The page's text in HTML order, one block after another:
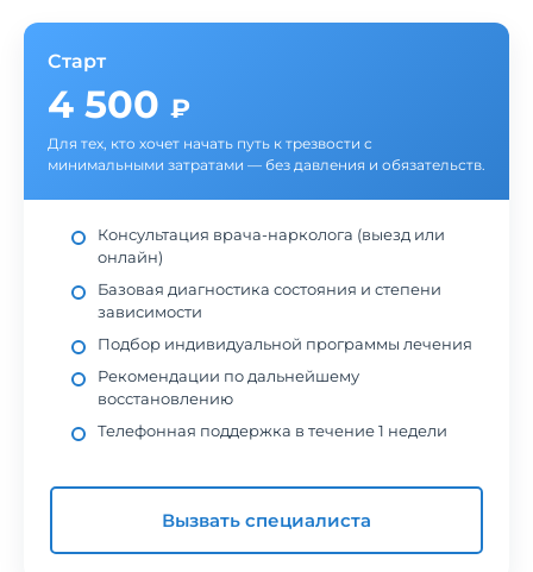
Старт
4 500 ₽
Для тех, кто хочет начать путь к трезвости с
минимальными затратами — без давления и обязательств.
Консультация врача-нарколога (выезд или
онлайн)
Базовая диагностика состояния и степени
зависимости
Подбор индивидуальной программы лечения
Рекомендации по дальнейшему
восстановлению
Телефонная поддержка в течение 1 недели
Вызвать специалиста